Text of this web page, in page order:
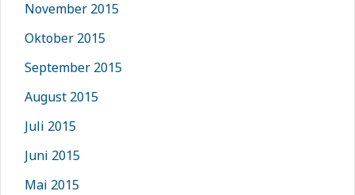
November 2015
Oktober 2015
September 2015
August 2015
Juli 2015
Juni 2015
Mai 2015